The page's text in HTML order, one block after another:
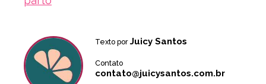
Texto por Juicy Santos
Contato
contato@juicysantos.com.br